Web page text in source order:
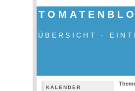
ÜBERSICHT -
KALENDER